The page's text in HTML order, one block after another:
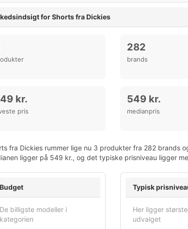
for Shorts fra Dickies
282
brands
kr.
pris
549 kr.
medianpris
fra Dickies rummer lige nu 3 produkter fra 282 brands
ligger på 549 kr., og det typiske prisniveau ligger
Budget
De billigste modeller i
kategorien
Typisk
Her ligger
udvalget